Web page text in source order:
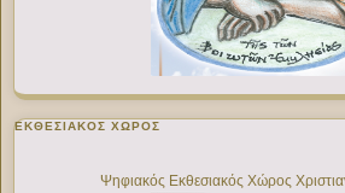
ΕΚΘΕΣΙΑΚΌΣ ΧΏΡΟΣ
Ψηφιακός Εκθεσιακός Χώρος